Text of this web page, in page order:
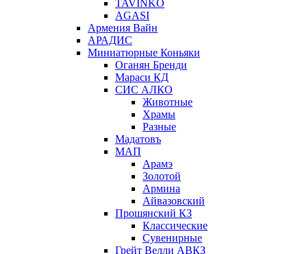
TAVINKO
AGASI
Армения Вайн
АРАДИС
Миниатюрные Коньяки
Оганян Бренди
Мараси КД
СИС АЛКО
Животные
Храмы
Разные
Мадатовъ
МАП
Арамэ
Золотой
Армина
Айвазовский
Прошянский КЗ
Классические
Сувенирные
Грейт Велли АВКЗ